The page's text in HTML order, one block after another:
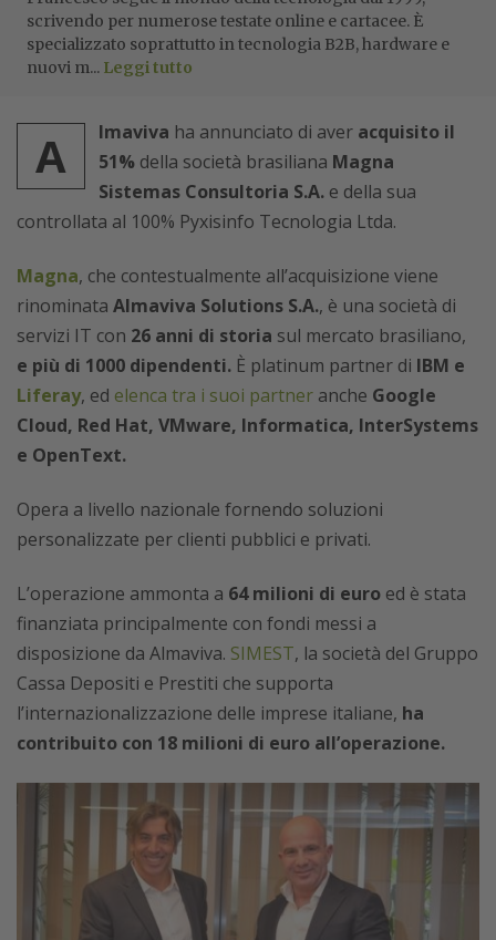
scrivendo per numerose testate online e cartacee. È
specializzato soprattutto in tecnologia B2B, hardware e
nuovi m... Leggi tutto
A lmaviva ha annunciato di aver acquisito il
51% della società brasiliana Magna
Sistemas Consultoria S.A. e della sua
controllata al 100% Pyxisinfo Tecnologia Ltda.
Magna, che contestualmente all’acquisizione viene
rinominata Almaviva Solutions S.A., è una società di
servizi IT con 26 anni di storia sul mercato brasiliano,
e più di 1000 dipendenti. È platinum partner di IBM e
Liferay, ed elenca tra i suoi partner anche Google
Cloud, Red Hat, VMware, Informatica, InterSystems
e OpenText.
Opera a livello nazionale fornendo soluzioni
personalizzate per clienti pubblici e privati.
L’operazione ammonta a 64 milioni di euro ed è stata
finanziata principalmente con fondi messi a
disposizione da Almaviva. SIMEST, la società del Gruppo
Cassa Depositi e Prestiti che supporta
l’internazionalizzazione delle imprese italiane, ha
contribuito con 18 milioni di euro all’operazione.